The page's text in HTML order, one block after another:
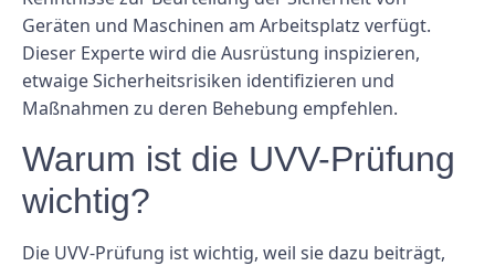
Geräten und Maschinen am Arbeitsplatz verfügt.
Dieser Experte wird die Ausrüstung inspizieren,
etwaige Sicherheitsrisiken identifizieren und
Maßnahmen zu deren Behebung empfehlen.
Warum ist die UVV-Prüfung
wichtig?
Die UVV-Prüfung ist wichtig, weil sie dazu beiträgt,